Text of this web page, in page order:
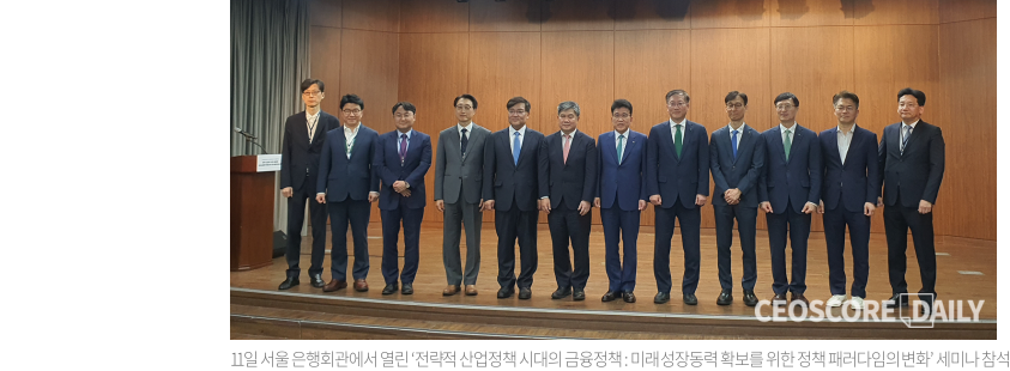
11일 서울 은행회관에서 열린 ‘전략적 산업정책 시대의 금융정책 : 미래 성장동력 확보를 위한 정책 패러다임의 변화’ 세미나 참석